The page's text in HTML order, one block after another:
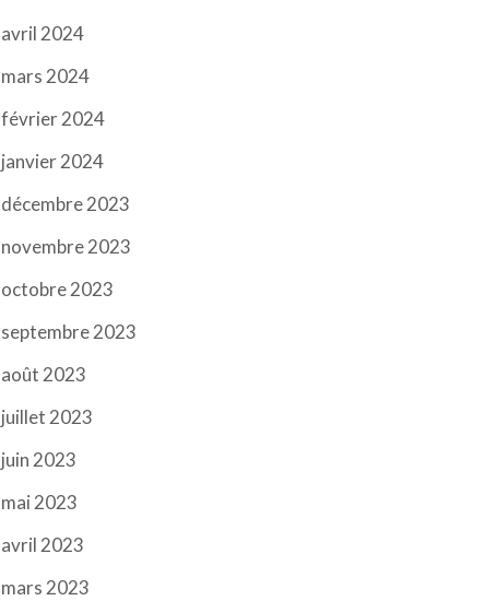
avril 2024
mars 2024
février 2024
janvier 2024
décembre 2023
novembre 2023
octobre 2023
septembre 2023
août 2023
juillet 2023
juin 2023
mai 2023
avril 2023
mars 2023